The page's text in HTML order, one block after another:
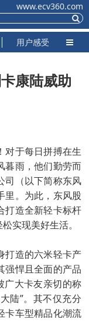
www.ecv360.com
用户感受
康陆威助
对于每日拼搏在生
暮雨，他们勤劳而
司（以下简称东风
里。为此，东风股
打造全新轻卡标杆
实现美好生活。
打造的六米轻卡产
强悍且全面的产品
广大卡友亲切的称
陆”。其不仅充分
卡车型精品化潮流